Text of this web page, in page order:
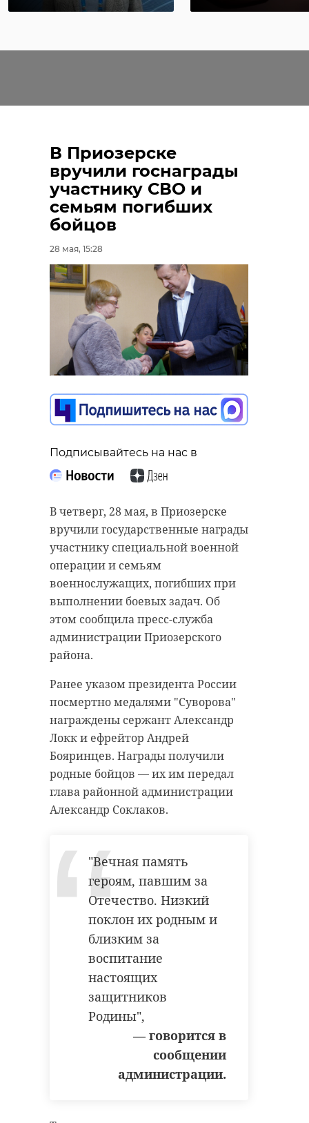
В Приозерске
вручили госнаграды
участнику СВО и
семьям погибших
бойцов
28 мая, 15:28
Подписывайтесь на нас в
В четверг, 28 мая, в Приозерске
вручили государственные награды
участнику специальной военной
операции и семьям
военнослужащих, погибших при
выполнении боевых задач. Об
этом сообщила пресс-служба
администрации Приозерского
района.
Ранее указом президента России
посмертно медалями "Суворова"
награждены сержант Александр
Локк и ефрейтор Андрей
Бояринцев. Награды получили
родные бойцов — их им передал
глава районной администрации
Александр Соклаков.
"Вечная память
героям, павшим за
Отечество. Низкий
поклон их родным и
близким за
воспитание
настоящих
защитников
Родины",
— говорится в
сообщении
администрации.